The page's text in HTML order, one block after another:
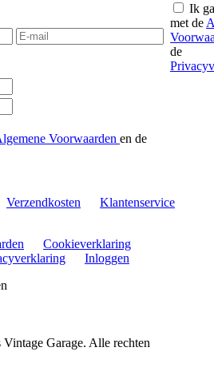
Ik
met de
de
Voorwaarden en de
Verzendkosten
Klantenservice
Cookieverklaring
Inloggen
Garage. Alle rechten